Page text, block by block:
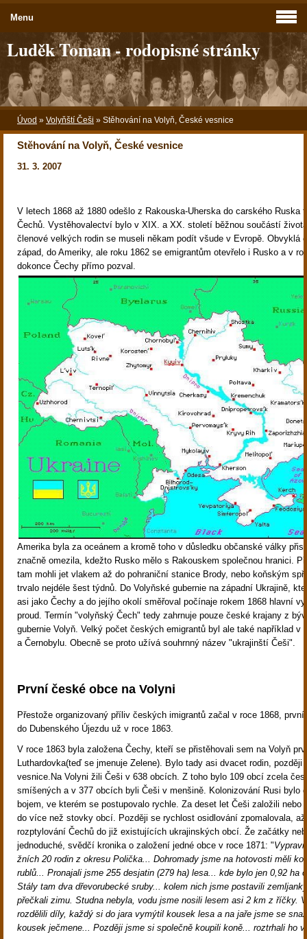
Luděk Toman - rodopisné stránky
Úvod » Volyňští Češi » Stěhování na Volyň, České vesnice
Stěhování na Volyň, České vesnice
31. 3. 2007
V letech 1868 až 1880 odešlo z Rakouska-Uherska do carského Ruska
Čechů. Vystěhovalectví bylo v XIX. a XX. století běžnou součástí
členové velkých rodin se museli někam podít všude v Evropě. Obvyklá
západ, do Ameriky, ale roku 1862 se emigrantům otevřelo i Rusko a v
dokonce Čechy přímo pozval.
Amerika byla za oceánem a kromě toho v důsledku občanské války
značně omezila, kdežto Rusko mělo s Rakouskem společnou hranici.
tam mohli jet vlakem až do pohraniční stanice Brody, nebo koňským
trvalo nejdéle šest týdnů. Do Volyňské gubernie na západní Ukrajině,
asi jako Čechy a do jejího okolí směřoval počínaje rokem 1868 hlavní
proud. Termín "volyňský Čech" tedy zahrnuje pouze české krajany z
gubernie Volyň. Velký počet českých emigrantů byl ale také například v
a Černobylu. Obecně se proto užívá souhrnný název "ukrajinští Češi".
První české obce na Volyni
Přestože organizovaný příliv českých imigrantů začal v roce 1868, první
do Dubenského Újezdu už v roce 1863.
V roce 1863 byla založena Čechy, kteří se přistěhovali sem na Volyň
Luthardovka(teď se jmenuje Zelene). Bylo tady asi dvacet rodin, později
vesnice.Na Volyni žili Češi v 638 obcích. Z toho bylo 109 obcí zcela
smíšených a v 377 obcích byli Češi v menšině. Kolonizování Rusi bylo
bojem, ve kterém se postupovalo rychle. Za deset let Češi založili nebo
do více než stovky obcí. Později se rychlost osidlování zpomalovala,
rozptylování Čechů do již existujících ukrajinských obcí. Že začátky
jednoduché, svědčí kronika o založení jedné obce v roce 1871: "
žních 20 rodin z okresu Polička... Dohromady jsme na hotovosti měli
rublů... Pronajali jsme 255 desjatin (279 ha) lesa... kde bylo jen 0,92 ha
Stály tam dva dřevorubecké sruby... kolem nich jsme postavili
přečkali zimu. Studna nebyla, vodu jsme nosili lesem asi 2 km z říčky.
rozdělili díly, každý si do jara vymýtil kousek lesa a na jaře jsme se
kousek ječmene... Později jsme si společně koupili koně... roztrhali ho
Menu